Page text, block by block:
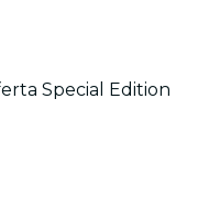
Special Edition